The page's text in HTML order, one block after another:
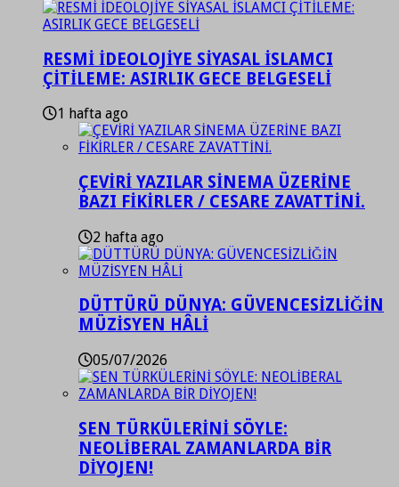
RESMİ İDEOLOJİYE SİYASAL İSLAMCI
ÇİTİLEME: ASIRLIK GECE BELGESELİ
1 hafta ago
ÇEVİRİ YAZILAR SİNEMA ÜZERİNE
BAZI FİKİRLER / CESARE ZAVATTİNİ.
2 hafta ago
DÜTTÜRÜ DÜNYA: GÜVENCESİZLİĞİN
MÜZİSYEN HÂLİ
05/07/2026
SEN TÜRKÜLERİNİ SÖYLE:
NEOLİBERAL ZAMANLARDA BİR
DİYOJEN!